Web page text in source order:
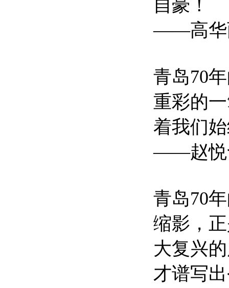
自豪！
——高华
青岛70
重彩的
着我们
——赵悦
青岛70
缩影，
大复兴
才谱写